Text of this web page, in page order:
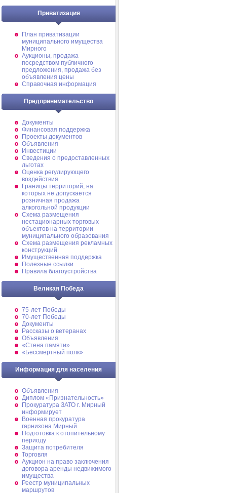
Приватизация
План приватизации
муниципального имущества
Мирного
Аукционы, продажа
посредством публичного
предложения, продажа без
объявления цены
Справочная информация
Предпринимательство
Документы
Финансовая поддержка
Проекты документов
Объявления
Инвестиции
Сведения о предоставленных
льготах
Оценка регулирующего
воздействия
Границы территорий, на
которых не допускается
розничная продажа
алкогольной продукции
Схема размещения
нестационарных торговых
объектов на территории
муниципального образования
Схема размещения рекламных
конструкций
Имущественная поддержка
Полезные ссылки
Правила благоустройства
Великая Победа
75-лет Победы
70-лет Победы
Документы
Рассказы о ветеранах
Объявления
«Стена памяти»
«Бессмертный полк»
Информация для населения
Объявления
Диплом «Признательность»
Прокуратура ЗАТО г. Мирный
информирует
Военная прокуратура
гарнизона Мирный
Подготовка к отопительному
периоду
Защита потребителя
Торговля
Аукцион на право заключения
договора аренды недвижимого
имущества
Реестр муниципальных
маршрутов